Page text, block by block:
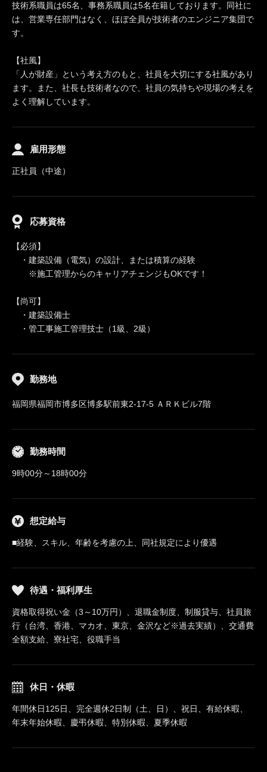
技術系職員は65名、事務系職員は5名在籍しております。同社に
は、営業専任部門はなく、ほぼ全員が技術者のエンジニア集団で
す。
【社風】
「人が財産」という考え方のもと、社員を大切にする社風があり
ます。また、社長も技術者なので、社員の気持ちや現場の考えを
よく理解しています。
雇用形態
正社員（中途）
応募資格
【必須】
・建築設備（電気）の設計、または積算の経験
※施工管理からのキャリアチェンジもOKです！
【尚可】
・建築設備士
・管工事施工管理技士（1級、2級）
勤務地
福岡県福岡市博多区博多駅前東2-17-5 ＡＲＫビル7階
勤務時間
9時00分～18時00分
想定給与
■経験、スキル、年齢を考慮の上、同社規定により優遇
待遇・福利厚生
資格取得祝い金（3～10万円）、退職金制度、制服貸与、社員旅
行（台湾、香港、マカオ、東京、金沢など※過去実績）、交通費
全額支給、寮社宅、役職手当
休日・休暇
年間休日125日、完全週休2日制（土、日）、祝日、有給休暇、
年末年始休暇、慶弔休暇、特別休暇、夏季休暇